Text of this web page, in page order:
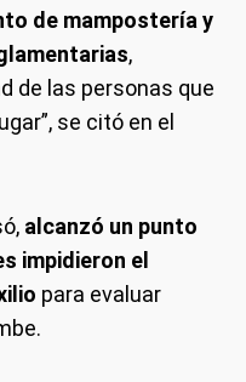
de mampostería y
,
de las personas que
se citó en el
alcanzó un punto
impidieron el
para evaluar